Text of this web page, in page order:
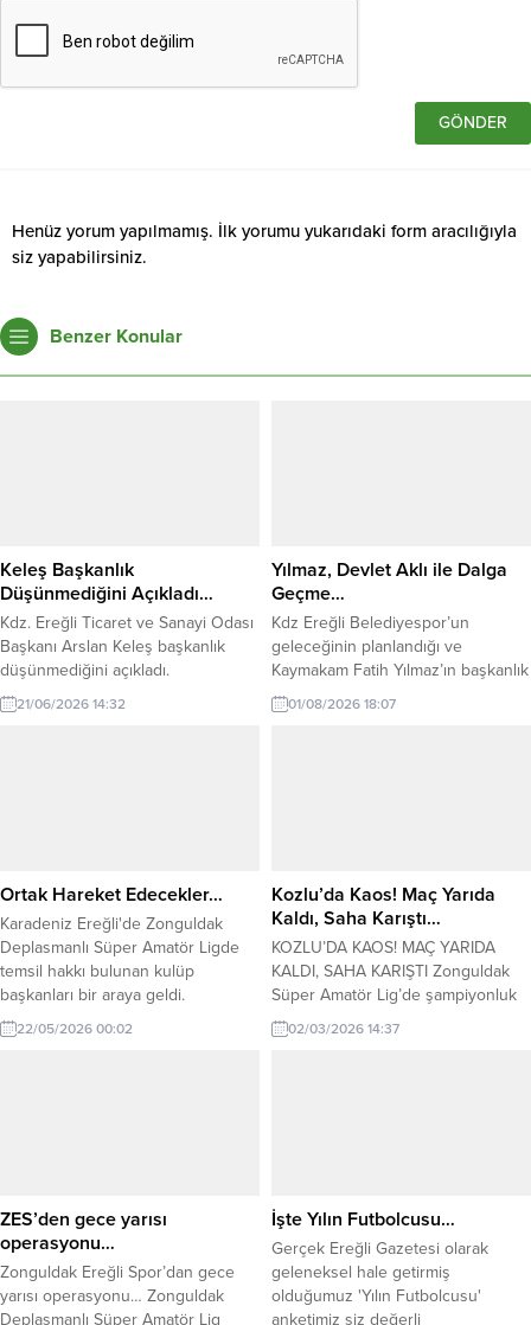
Henüz yorum yapılmamış. İlk yorumu yukarıdaki form aracılığıyla
siz yapabilirsiniz.
Benzer Konular
Keleş Başkanlık
Düşünmediğini Açıkladı…
Kdz. Ereğli Ticaret ve Sanayi Odası
Başkanı Arslan Keleş başkanlık
düşünmediğini açıkladı.
21/06/2026 14:32
Yılmaz, Devlet Aklı ile Dalga
Geçme…
Kdz Ereğli Belediyespor’un
geleceğinin planlandığı ve
Kaymakam Fatih Yılmaz’ın başkanlık
ettiği toplantıya katılımın yüksek
olması mutluluk vericiydi.
01/08/2026 18:07
Ortak Hareket Edecekler…
Karadeniz Ereğli'de Zonguldak
Deplasmanlı Süper Amatör Ligde
temsil hakkı bulunan kulüp
başkanları bir araya geldi.
22/05/2026 00:02
Kozlu’da Kaos! Maç Yarıda
Kaldı, Saha Karıştı…
KOZLU’DA KAOS! MAÇ YARIDA
KALDI, SAHA KARIŞTI Zonguldak
Süper Amatör Lig’de şampiyonluk
mücadelesi veren lider Kozlu
Belediyespor ile Sefercikspor
oynanan müsabaka, futbolun...
02/03/2026 14:37
ZES’den gece yarısı
operasyonu…
Zonguldak Ereğli Spor’dan gece
yarısı operasyonu… Zonguldak
Deplasmanlı Süper Amatör Lig
İşte Yılın Futbolcusu…
Gerçek Ereğli Gazetesi olarak
geleneksel hale getirmiş
olduğumuz 'Yılın Futbolcusu'
anketimiz siz değerli